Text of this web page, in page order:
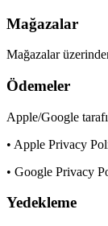
Mağazalar
Mağazalar
Ödemeler
Apple/Google
• Apple Privacy
• Google Privacy
Yedekleme